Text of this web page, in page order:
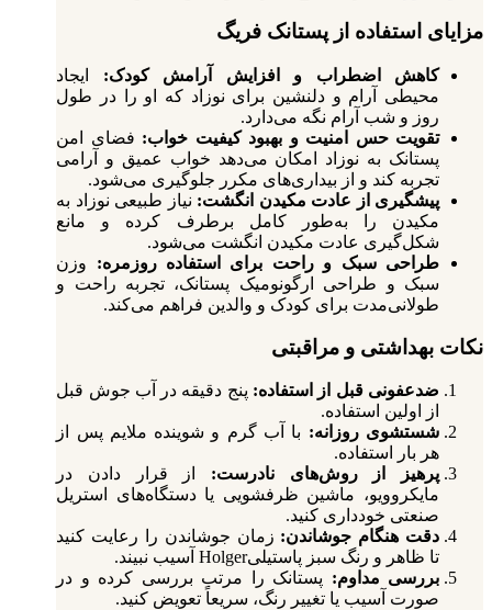
مزایای استفاده از پستانک فریگ
کاهش اضطراب و افزایش آرامش کودک: ایجاد
محیطی آرام و دلنشین برای نوزاد که او را در طول
روز و شب آرام نگه می‌دارد.
تقویت حس امنیت و بهبود کیفیت خواب: فضای امن
پستانک به نوزاد امکان می‌دهد خواب عمیق و آرامی
تجربه کند و از بیداری‌های مکرر جلوگیری می‌شود.
پیشگیری از عادت مکیدن انگشت: نیاز طبیعی نوزاد به
مکیدن را به‌طور کامل برطرف کرده و مانع
شکل‌گیری عادت مکیدن انگشت می‌شود.
طراحی سبک و راحت برای استفاده روزمره: وزن
سبک و طراحی ارگونومیک پستانک، تجربه راحت و
طولانی‌مدت برای کودک و والدین فراهم می‌کند.
نکات بهداشتی و مراقبتی
ضدعفونی قبل از استفاده: پنج دقیقه در آب جوش قبل
از اولین استفاده.
شستشوی روزانه: با آب گرم و شوینده ملایم پس از
هر بار استفاده.
پرهیز از روش‌های نادرست: از قرار دادن در
مایکروویو، ماشین ظرفشویی یا دستگاه‌های استریل
صنعتی خودداری کنید.
دقت هنگام جوشاندن: زمان جوشاندن را رعایت کنید
تا ظاهر و رنگ سبز پاستیلیHolger آسیب نبیند.
بررسی مداوم: پستانک را مرتب بررسی کرده و در
صورت آسیب یا تغییر رنگ، سریعاً تعویض کنید.